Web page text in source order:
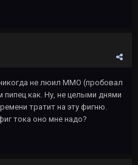
не люил ММО (пробовал
пипец как. Ну, не целыми днями
тратит на эту фигню.
тока оно мне надо?